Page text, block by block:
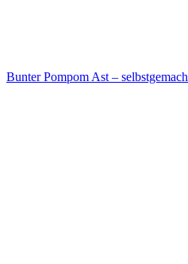
Bunter Pompom Ast –